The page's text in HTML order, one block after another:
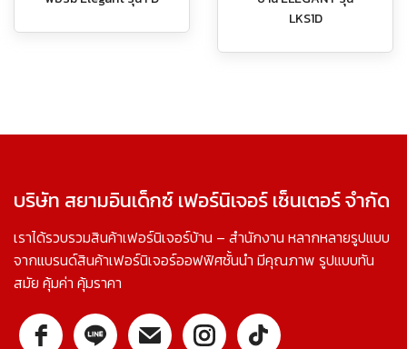
LKS1D
บริษัท สยามอินเด็กซ์ เฟอร์นิเจอร์ เซ็นเตอร์ จำกัด
เราได้รวบรวมสินค้าเฟอร์นิเจอร์บ้าน – สำนักงาน หลากหลายรูปแบบ
จากแบรนด์สินค้าเฟอร์นิเจอร์ออฟฟิศชั้นนำ มีคุณภาพ รูปแบบทัน
สมัย คุ้มค่า คุ้มราคา